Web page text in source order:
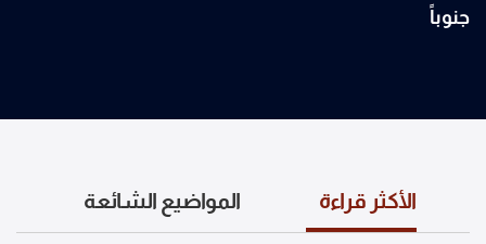
جنوباً
الأكثر قراءة المواضيع الشائعة